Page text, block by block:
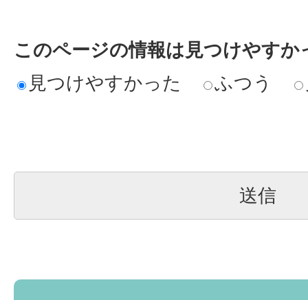
このページの情報は見つけやすか
見つけやすかった
ふつう